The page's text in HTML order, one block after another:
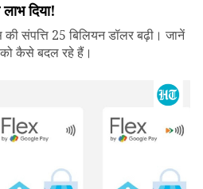
दिया!
संपत्ति 25 बिलियन डॉलर बढ़ी। जानें
कैसे बदल रहे हैं।